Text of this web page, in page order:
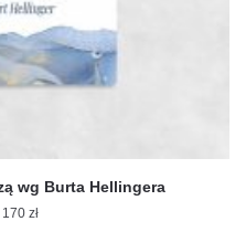
wg Burta Hellingera
170 złZakres